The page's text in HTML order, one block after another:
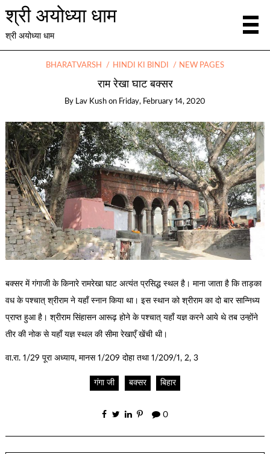
श्री अयोध्या धाम
श्री अयोध्या धाम
BHARATVARSH HINDI KI BINDI NEW PAGES
राम रेखा घाट बक्सर
By Lav Kush on Friday, February 14, 2020
बक्सर में गंगाजी के किनारे रामरेखा घाट अत्यंत प्रसिद्ध स्थल है। माना जाता है कि ताड़का
वध के पश्चात् श्रीराम ने यहाँ स्नान किया था। इस स्थान को श्रीराम का दो बार सान्निध्य
प्राप्त हुआ है। श्रीराम सिंहासन आरूढ़ होने के पश्चात् यहाँ यज्ञ करने आये थे तब उन्होंने
तीर की नोक से यहाँ यज्ञ स्थल की सीमा रेखाएँ खेंची थी।
वा.रा. 1/29 पूरा अध्याय, मानस 1/209 दोहा तथा 1/209/1, 2, 3
गंगा जी बक्सर बिहार
0